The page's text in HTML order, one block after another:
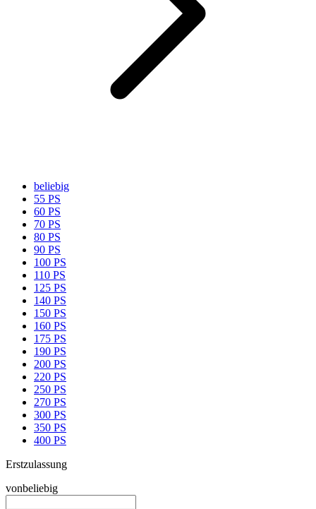
beliebig
55 PS
60 PS
70 PS
80 PS
90 PS
100 PS
110 PS
125 PS
140 PS
150 PS
160 PS
175 PS
190 PS
200 PS
220 PS
250 PS
270 PS
300 PS
350 PS
400 PS
Erstzulassung
vonbeliebig